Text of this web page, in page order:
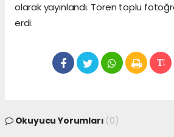
olarak yayınlandı. Tören toplu
erdi.
Okuyucu Yorumları (0)